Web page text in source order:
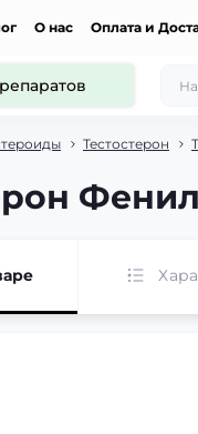
О нас Оплата и
Тестостерон